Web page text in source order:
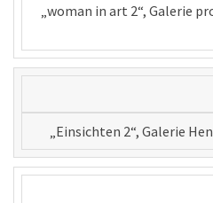
„woman in art 2“, Galerie
„Einsichten 2“, Galerie